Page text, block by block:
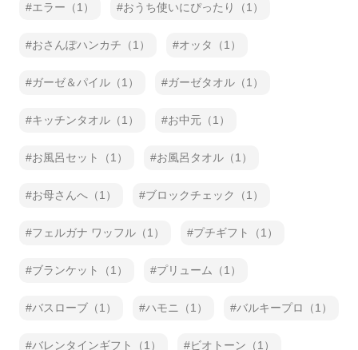
エラー（1） おうち使いにぴったり（1）
おさんぽハンカチ（1） オッタ（1）
ガーゼ＆パイル（1） ガーゼタオル（1）
キッチンタオル（1） お中元（1）
お風呂セット（1） お風呂タオル（1）
お母さんへ（1） ブロックチェック（1）
フェルガナ ワッフル（1） プチギフト（1）
ブランケット（1） プリューム（1）
バスローブ（1） ハモニ（1） バルキープロ（1）
バレンタインギフト（1） ビオトーン（1）